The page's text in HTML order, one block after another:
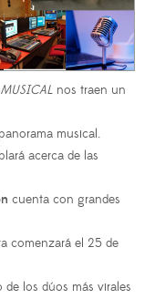
nos traen un
musical.
acerca de las
cuenta con grandes
comenzará el 25 de
los dúos más virales